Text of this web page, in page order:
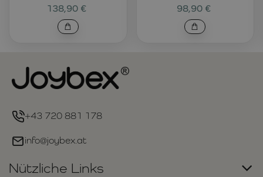
138,90 € 98,90 €
+43 720 881 178
info@joybex.at
Nützliche Links